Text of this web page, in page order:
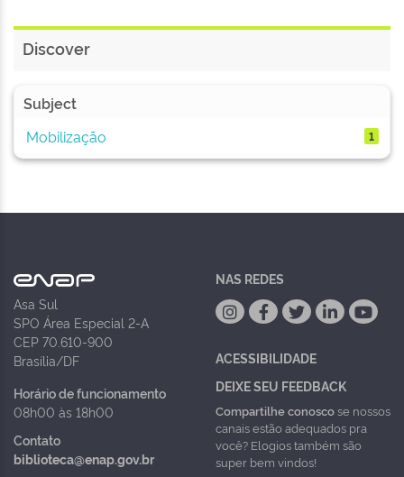
Discover
Subject
Mobilização
1
Asa Sul
SPO Área Especial 2-A
CEP 70.610-900
Brasília/DF
Horário de funcionamento
08h00 às 18h00
Contato
biblioteca@enap.gov.br
NAS REDES
ACESSIBILIDADE
DEIXE SEU FEEDBACK
Compartilhe conoscose nossos
canais estão adequados pra
você? Elogios também são
super bem vindos!